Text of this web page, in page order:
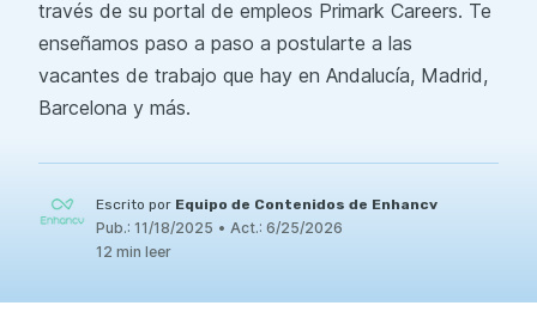
través de su portal de empleos Primark Careers. Te
enseñamos paso a paso a postularte a las
vacantes de trabajo que hay en Andalucía, Madrid,
Barcelona y más.
Escrito por Equipo de Contenidos de Enhancv
Pub.: 11/18/2025 • Act.: 6/25/2026
12 min leer